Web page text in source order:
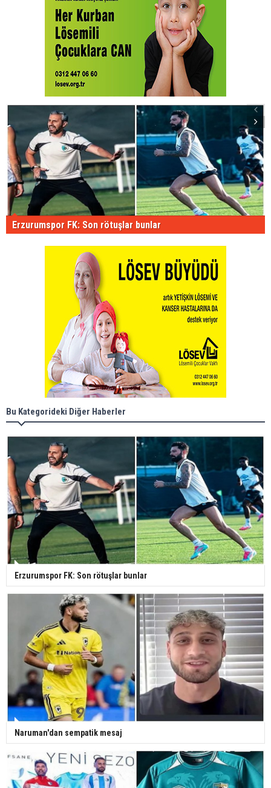
Erzurumspor FK: Son rötuşlar bunlar
Bu Kategorideki Diğer Haberler
Erzurumspor FK: Son rötuşlar bunlar
Naruman'dan sempatik mesaj